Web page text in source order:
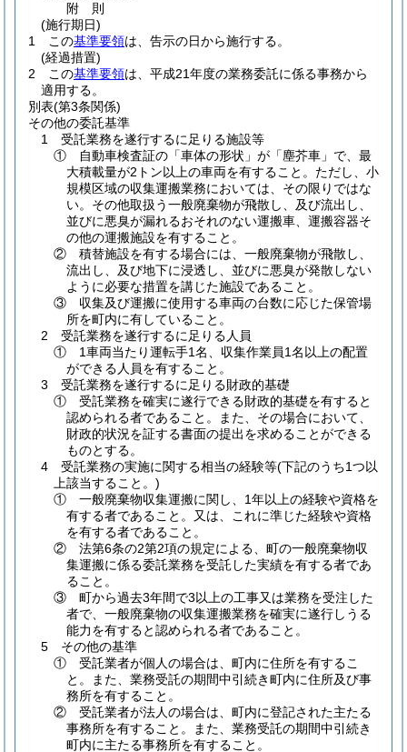
附 則
(施行期日)
1
この基準要領は、告示の日から施行する。
(経過措置)
2
この基準要領は、平成21年度の業務委託に係る事務から
適用する。
別表(第3条関係)
その他の委託基準
1 受託業務を遂行するに足りる施設等
① 自動車検査証の「車体の形状」が「塵芥車」で、最
大積載量が2トン以上の車両を有すること。ただし、小
規模区域の収集運搬業務においては、その限りではな
い。その他取扱う一般廃棄物が飛散し、及び流出し、
並びに悪臭が漏れるおそれのない運搬車、運搬容器そ
の他の運搬施設を有すること。
② 積替施設を有する場合には、一般廃棄物が飛散し、
流出し、及び地下に浸透し、並びに悪臭が発散しない
ように必要な措置を講じた施設であること。
③ 収集及び運搬に使用する車両の台数に応じた保管場
所を町内に有していること。
2 受託業務を遂行するに足りる人員
① 1車両当たり運転手1名、収集作業員1名以上の配置
ができる人員を有すること。
3 受託業務を遂行するに足りる財政的基礎
① 受託業務を確実に遂行できる財政的基礎を有すると
認められる者であること。また、その場合において、
財政的状況を証する書面の提出を求めることができる
ものとする。
4 受託業務の実施に関する相当の経験等(下記のうち1つ以
上該当すること。)
① 一般廃棄物収集運搬に関し、1年以上の経験や資格を
有する者であること。又は、これに準じた経験や資格
を有する者であること。
② 法第6条の2第2項の規定による、町の一般廃棄物収
集運搬に係る委託業務を受託した実績を有する者であ
ること。
③ 町から過去3年間で3以上の工事又は業務を受注した
者で、一般廃棄物の収集運搬業務を確実に遂行しうる
能力を有すると認められる者であること。
5 その他の基準
① 受託業者が個人の場合は、町内に住所を有するこ
と。また、業務受託の期間中引続き町内に住所及び事
務所を有すること。
② 受託業者が法人の場合は、町内に登記された主たる
事務所を有すること。また、業務受託の期間中引続き
町内に主たる事務所を有すること。